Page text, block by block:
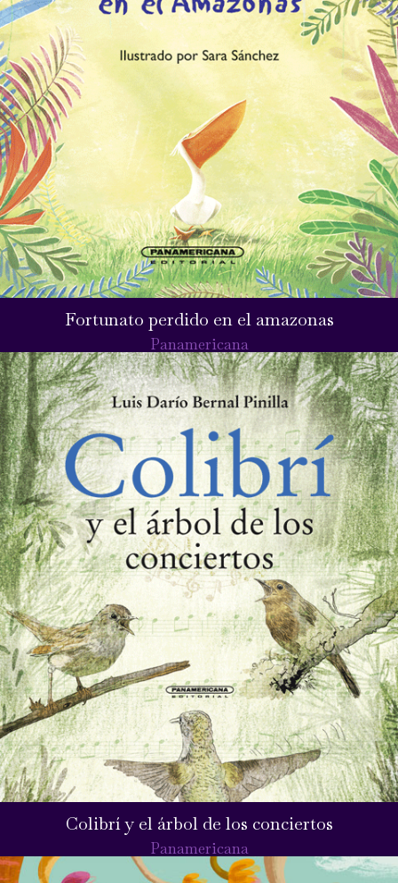
Fortunato perdido en el amazonas
Panamericana
Colibrí y el árbol de los conciertos
Panamericana